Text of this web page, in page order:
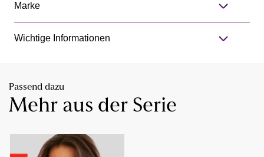
Marke
Wichtige Informationen
Passend dazu
Mehr aus der Serie